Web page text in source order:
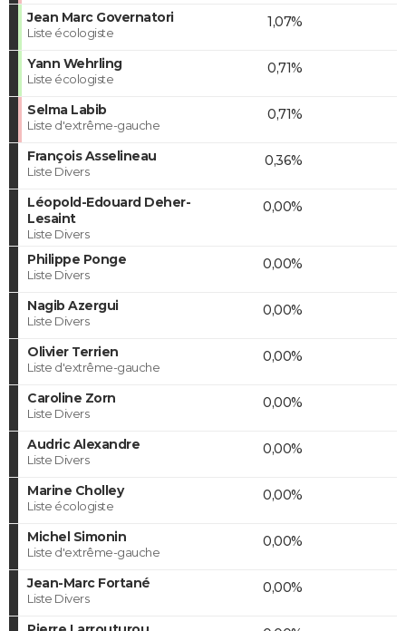
Jean Marc Governatori
Liste écologiste
1,07%
Yann Wehrling
Liste écologiste
0,71%
Selma Labib
Liste d'extrême-gauche
0,71%
François Asselineau
Liste Divers
0,36%
Léopold-Edouard Deher-
Lesaint
Liste Divers
0,00%
Philippe Ponge
Liste Divers
0,00%
Nagib Azergui
Liste Divers
0,00%
Olivier Terrien
Liste d'extrême-gauche
0,00%
Caroline Zorn
Liste Divers
0,00%
Audric Alexandre
Liste Divers
0,00%
Marine Cholley
Liste écologiste
0,00%
Michel Simonin
Liste d'extrême-gauche
0,00%
Jean-Marc Fortané
Liste Divers
0,00%